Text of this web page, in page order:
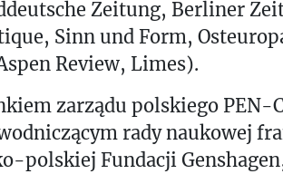
Zeitung, Berliner
Sinn und Form,
Review, Limes).
zarządu polskiego PEN-
rady naukowej
polskiej Fundacji